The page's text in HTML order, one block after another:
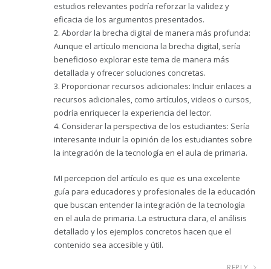
estudios relevantes podría reforzar la validez y
eficacia de los argumentos presentados.
2. Abordar la brecha digital de manera más profunda:
Aunque el artículo menciona la brecha digital, sería
beneficioso explorar este tema de manera más
detallada y ofrecer soluciones concretas.
3. Proporcionar recursos adicionales: Incluir enlaces a
recursos adicionales, como artículos, videos o cursos,
podría enriquecer la experiencia del lector.
4. Considerar la perspectiva de los estudiantes: Sería
interesante incluir la opinión de los estudiantes sobre
la integración de la tecnología en el aula de primaria.
MI percepcion del artículo es que es una excelente
guía para educadores y profesionales de la educación
que buscan entender la integración de la tecnología
en el aula de primaria. La estructura clara, el análisis
detallado y los ejemplos concretos hacen que el
contenido sea accesible y útil.